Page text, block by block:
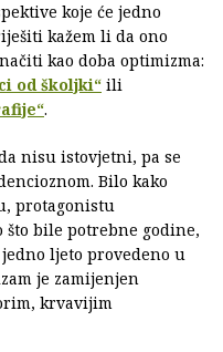
koje će jedno
kažem li da ono
kao doba optimizma:
od školjki“ ili
.
nisu istovjetni, pa se
Bilo kako
protagonistu
što bile potrebne godine,
ljeto provedeno u
je zamijenjen
krvavijim